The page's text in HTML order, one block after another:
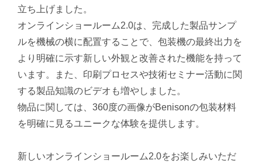
立ち上げました。
オンラインショールーム2.0は、完成した製品サンプ
ルを機械の横に配置することで、包装機の最終出力を
より明確に示す新しい外観と改善された機能を持って
います。また、印刷プロセスや技術セミナー活動に関
する製品知識のビデオも増やしました。
物品に関しては、360度の画像がBenisonの包装材料
を明確に見るユニークな体験を提供します。
新しいオンラインショールーム2.0をお楽しみいただ